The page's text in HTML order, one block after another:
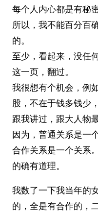
每个人内心都是有秘密
所以，我不能百分百
的。
至少，看起来，没任何
这一页，翻过。
我很想有个机会，例
股，不在于钱多钱少
跟我讲过，跟大人物
因为，普通关系是一
合作关系是一个关系。
的确有道理。
我数了一下我当年的
的，全是有合作的，